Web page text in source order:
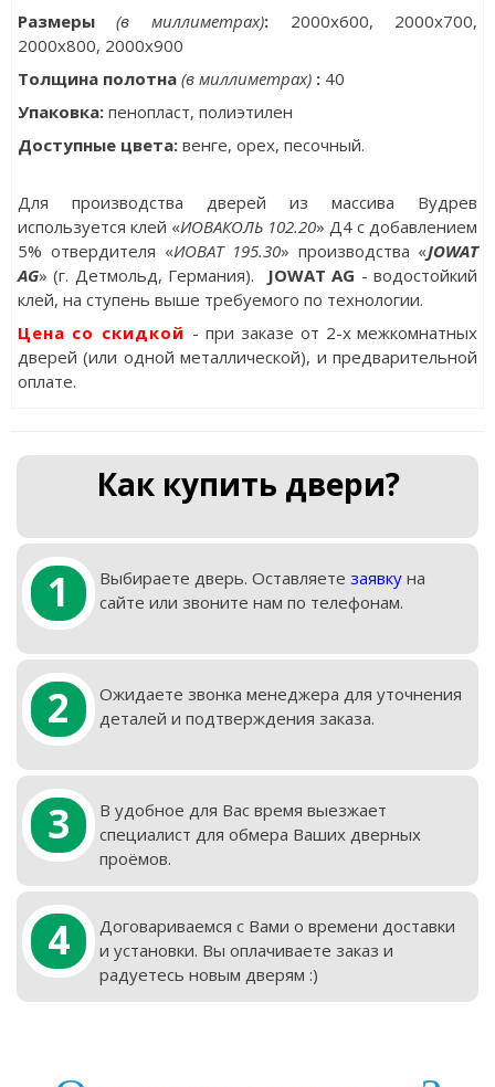
Размеры(в миллиметрах): 2000х600, 2000x700,
2000x800, 2000x900
Толщина полотна (в миллиметрах):40
Упаковка:пенопласт, полиэтилен
Доступные цвета:венге, орех, песочный.
Для производства дверей из массива Вудрев
используется клей «ИОВАКОЛЬ 102.20» Д4 с добавлением
5% отвердителя «ИОВАТ 195.30» производства «JOWAT
AG» (г. Детмольд, Германия). JOWAT AG - водостойкий
клей, на ступень выше требуемого по технологии.
Цена со скидкой - при заказе от 2-х межкомнатных
дверей (или одной металлической), и предварительной
оплате.
Как купить двери?
1 Выбираете дверь. Оставляете заявкуна
сайте или звоните нам по телефонам.
2
Ожидаете звонка менеджера для уточнения
деталей и подтверждения заказа.
3
В удобное для Вас время выезжает
специалист для обмера Ваших дверных
проёмов.
4
Договариваемся с Вами о времени доставки
и установки. Вы оплачиваете заказ и
радуетесь новым дверям :)